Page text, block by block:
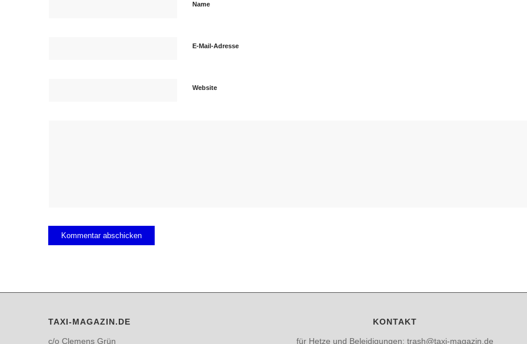
Name
E-Mail-Adresse
Website
TAXI-MAGAZIN.DE
c/o Clemens Grün
KONTAKT
für Hetze und Beleidigungen: trash@taxi-magazin.de